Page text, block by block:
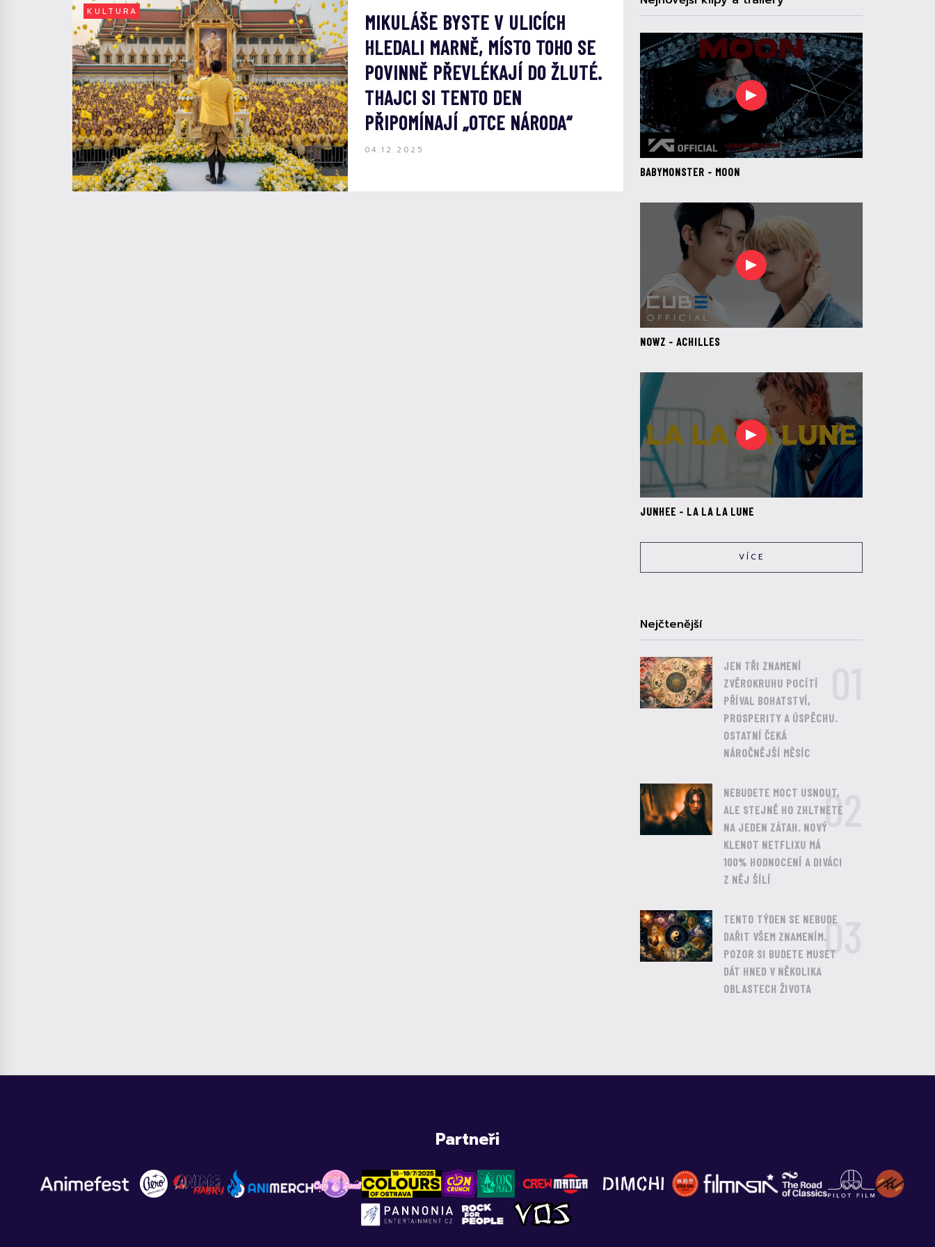
KULTURA
MIKULÁŠE BYSTE V ULICÍCH
HLEDALI MARNĚ, MÍSTO TOHO SE
POVINNĚ PŘEVLÉKAJÍ DO ŽLUTÉ.
THAJCI SI TENTO DEN
PŘIPOMÍNAJÍ „OTCE NÁRODA“
04.12.2025
BABYMONSTER - MOON
NOWZ - ACHILLES
JUNHEE - LA LA LA LUNE
VÍCE
Nejčtenější
JEN TŘI ZNAMENÍ
ZVĚROKRUHU POCÍTÍ
PŘÍVAL BOHATSTVÍ,
PROSPERITY A ÚSPĚCHU.
OSTATNÍ ČEKÁ
NÁROČNĚJŠÍ MĚSÍC
NEBUDETE MOCT USNOUT,
ALE STEJNĚ HO ZHLTNETE
NA JEDEN ZÁTAH. NOVÝ
KLENOT NETFLIXU MÁ
100% HODNOCENÍ A DIVÁCI
Z NĚJ ŠÍLÍ
02
TENTO TÝDEN SE NEBUDE
DAŘIT VŠEM ZNAMENÍM.
POZOR SI BUDETE MUSET
DÁT HNED V NĚKOLIKA
OBLASTECH ŽIVOTA
03
Partneři